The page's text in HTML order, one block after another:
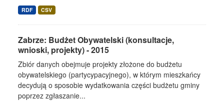
RDF CSV
Zabrze: Budżet Obywatelski (konsultacje,
wnioski, projekty) - 2015
Zbiór danych obejmuje projekty złożone do budżetu
obywatelskiego (partycypacyjnego), w którym mieszkańcy
decydują o sposobie wydatkowania części budżetu gminy
poprzez zgłaszanie...